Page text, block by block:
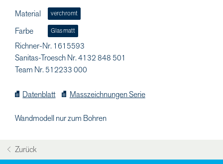
Material
verchromt
Farbe Glas matt
Richner-Nr. 1615593
Sanitas-Troesch Nr. 4132 848 501
Team Nr. 512233 000
Datenblatt Masszeichnungen Serie
Wandmodell nur zum Bohren
Zurück